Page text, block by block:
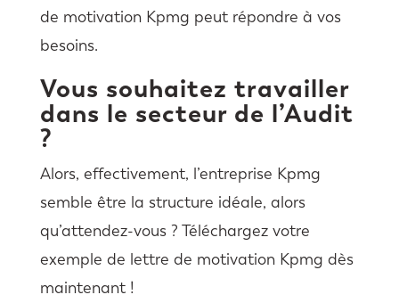
de motivation Kpmg peut répondre à vos
besoins.
Vous souhaitez travailler
dans le secteur de l’Audit
?
Alors, effectivement, l’entreprise Kpmg
semble être la structure idéale, alors
qu’attendez-vous ? Téléchargez votre
exemple de lettre de motivation Kpmg dès
maintenant !